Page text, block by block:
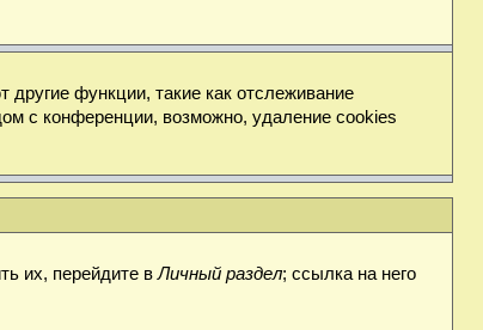
функции, такие как отслеживание
с конференции, возможно, удаление cookies
их, перейдите вЛичный раздел; ссылка на него